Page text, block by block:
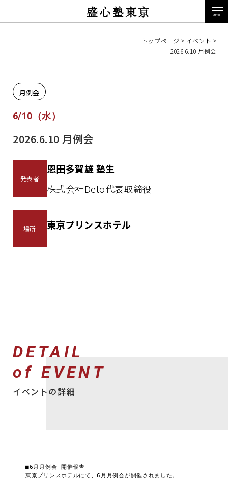
盛心塾東京
トップページ > イベント >
2026.6.10 月例会
月例会
6/10（水）
2026.6.10 月例会
発表者
恩田多賀雄 塾生
株式会社Deto代表取締役
場所 東京プリンスホテル
DETAIL
of EVENT
イベントの詳細
■6月月例会 開催報告
東京プリンスホテルにて、6月月例会が開催されました。